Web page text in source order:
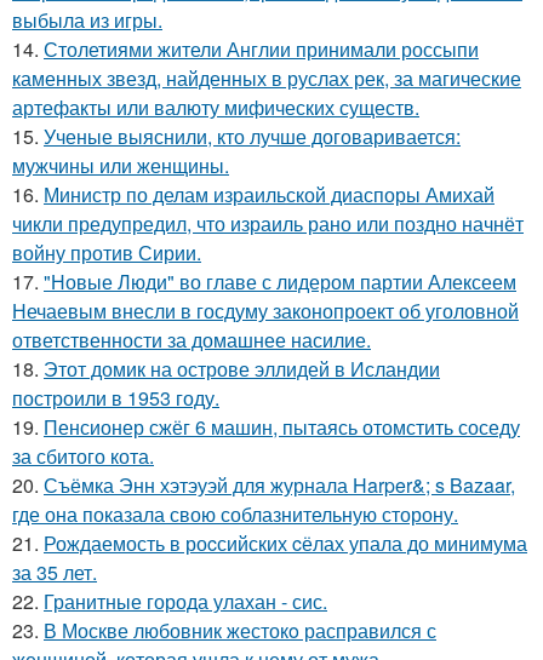
выбыла из игры.
14. Столетиями жители Англии принимали россыпи
каменных звезд, найденных в руслах рек, за магические
артефакты или валюту мифических существ.
15. Ученые выяснили, кто лучше договаривается:
мужчины или женщины.
16. Министр по делам израильской диаспоры Амихай
чикли предупредил, что израиль рано или поздно начнёт
войну против Сирии.
17. "Новые Люди" во главе с лидером партии Алексеем
Нечаевым внесли в госдуму законопроект об уголовной
ответственности за домашнее насилие.
18. Этот домик на острове эллидей в Исландии
построили в 1953 году.
19. Пенсионер сжёг 6 машин, пытаясь отомстить соседу
за сбитого кота.
20. Съёмка Энн хэтэуэй для журнала Harper&; s Bazaar,
где она показала свою соблазнительную сторону.
21. Рождаемость в роcсийских cёлах упала до минимума
за 35 лет.
22. Гранитные города улахан - сис.
23. В Москве любовник жестокo расправился с